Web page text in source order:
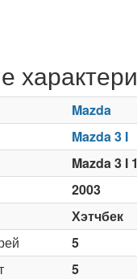
Mazda
Mazda 3 I
Mazda 3 I
2003
Хэтчбек
5
5